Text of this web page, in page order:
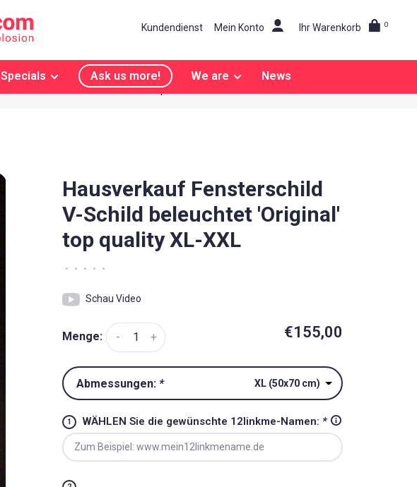
Kundendienst Mein Konto Ihr Warenkorb 0
Specials Ask us more! We are
News
Kostenloser Versand Explosiv auffallen!
Hausverkauf Fensterschild
V-Schild beleuchtet 'Original'
top quality XL-XXL
• • • • •
Schau Video
Menge: +
- €155,00
Abmessungen: * XL (50x70 cm)
WÄHLEN Sie die gewünschte 12linkme-Namen: *